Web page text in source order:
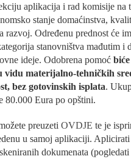
aplikacija i rad komisije na
stanje domaćinstva,
razvoj. Određenu prednost će
stanovništva mađutim i
ideje. Odobrena pomoć
vidu materijalno-tehničkih
bez gotovinskih isplata.
80.000 Eura po opštini.
preuzetiOVDJE te je
u samoj aplikaciji.
dokumenata (pogledati